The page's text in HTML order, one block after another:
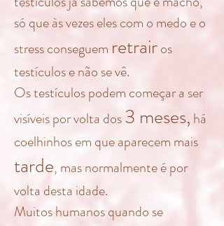
só que às vezes eles com o medo e o
stress conseguem retrairos
testículos e não se vê.
Os testículos podem começar a ser
visíveis por volta dos3 meses, há
coelhinhos em que aparecem mais
tarde, mas normalmente é por
volta desta idade.
Muitos humanos quando se